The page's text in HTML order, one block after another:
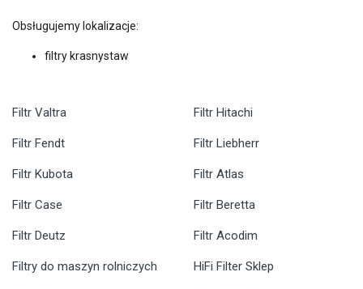
Obsługujemy lokalizacje:
filtry krasnystaw
Filtr Valtra
Filtr Fendt
Filtr Kubota
Filtr Case
Filtr Deutz
Filtr Hitachi
Filtr Liebherr
Filtr Atlas
Filtr Beretta
Filtr Acodim
Filtry do maszyn rolniczych HiFi Filter Sklep